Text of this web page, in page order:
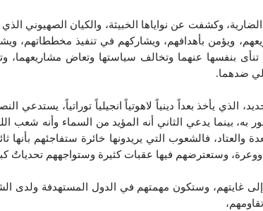
الضارية، وكشفت عن نواياها الخبيثة، والكيان
ويؤمن بأهدافهم، ويشاركهم في تنفيذ مخططاتهم،
تنأى بنفسها عنهما وتخالف سياستها وتعاض
ضدهما.
الذي يأخذ بعداً دينياً لاهوتياً انجيلياً توراتياً،
به، بينما يدعي الثاني أنه المؤيد من السماء وأنه
والعتاد، فالشعوب التي يريدونها خائرة ستفاجئهم
وستعترضهم فيها عقبات كثيرة وستواجههم تحدياتٌ
غايتهم، وستكون مهمتهم في الدول المستهدفة ولدى